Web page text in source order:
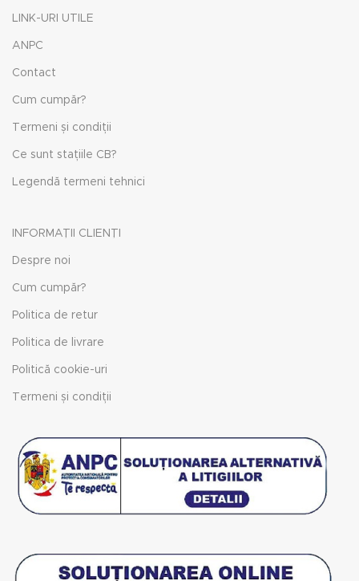
LINK-URI UTILE
ANPC
Contact
Cum cumpăr?
Termeni și condiții
Ce sunt stațiile CB?
Legendă termeni tehnici
INFORMAȚII CLIENȚI
Despre noi
Cum cumpăr?
Politica de retur
Politica de livrare
Politică cookie-uri
Termeni și condiții